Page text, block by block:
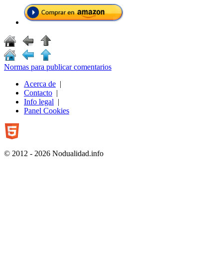
Normas para publicar comentarios
Acerca de |
Contacto |
Info legal |
Panel Cookies
© 2012 - 2026 Nodualidad.info